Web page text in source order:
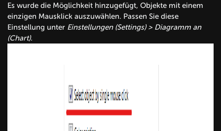
Es wurde die Möglichkeit hinzugefügt, Objekte mit einem
einzigen Mausklick auszuwählen. Passen Sie diese
Einstellung unter Einstellungen (Settings) > Diagramm an
(Chart).